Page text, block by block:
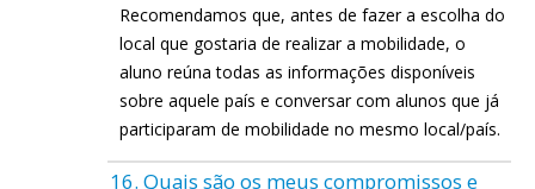
Recomendamos que, antes de fazer a escolha do
local que gostaria de realizar a mobilidade, o
aluno reúna todas as informações disponíveis
sobre aquele país e conversar com alunos que já
participaram de mobilidade no mesmo local/país.
16. Quais são os meus compromissos e